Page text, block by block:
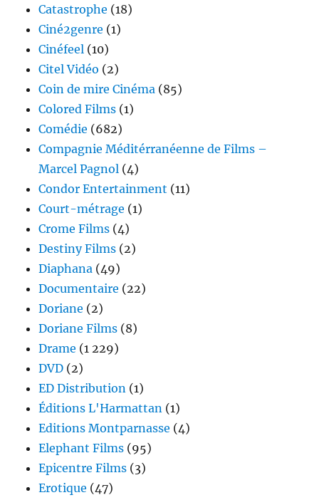
Catastrophe (18)
Ciné2genre (1)
Cinéfeel (10)
Citel Vidéo (2)
Coin de mire Cinéma (85)
Colored Films (1)
Comédie (682)
Compagnie Méditérranéenne de Films –
Marcel Pagnol (4)
Condor Entertainment (11)
Court-métrage (1)
Crome Films (4)
Destiny Films (2)
Diaphana (49)
Documentaire (22)
Doriane (2)
Doriane Films (8)
Drame (1 229)
DVD (2)
ED Distribution (1)
Éditions L'Harmattan (1)
Editions Montparnasse (4)
Elephant Films (95)
Epicentre Films (3)
Erotique (47)